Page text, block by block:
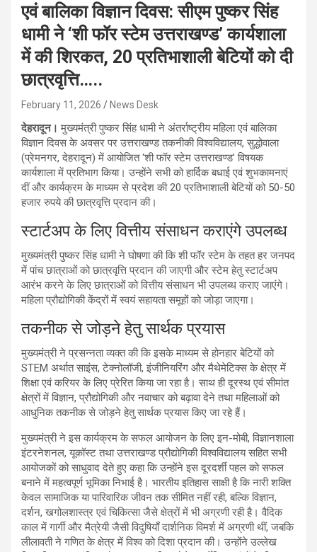
एवं बालिका विज्ञान दिवस: सीएम पुष्कर सिंह
धामी ने ‘शी फॉर स्टेम उत्तराखण्ड’ कार्यशाला
में की शिरकत, 20 प्रतिभाशाली बेटियों को दी
छात्रवृत्ति…..
February 11, 2026 News Desk
देहरादून। मुख्यमंत्री पुष्कर सिंह धामी ने अंतर्राष्ट्रीय महिला एवं बालिका
विज्ञान दिवस के अवसर पर उत्तराखण्ड तकनीकी विश्वविद्यालय, सुद्धोवाला
(प्रेमनगर, देहरादून) में आयोजित ‘शी फॉर स्टेम उत्तराखण्ड’ विषयक
कार्यशाला में प्रतिभाग किया। उन्होंने सभी को हार्दिक बधाई एवं शुभकामनाएं
दीं और कार्यक्रम के माध्यम से प्रदेश की 20 प्रतिभाशाली बेटियों को 50-50
हजार रुपये की छात्रवृत्ति प्रदान की।
स्टार्टअप के लिए वित्तीय संसाधन कराएंगे उपलब्ध
मुख्यमंत्री पुष्कर सिंह धामी ने घोषणा की कि शी फॉर स्टेम के तहत हर जनपद
में पांच छात्राओं को छात्रवृत्ति प्रदान की जाएगी और स्टेम हेतु स्टार्टअप
आरंभ करने के लिए छात्राओं को वित्तीय संसाधन भी उपलब्ध कराए जाएंगे।
महिला प्रौद्योगिकी केंद्रों में स्वयं सहायता समूहों को जोड़ा जाएगा।
तकनीक से जोड़ने हेतु सार्थक प्रयास
मुख्यमंत्री ने प्रसन्नता व्यक्त की कि इसके माध्यम से होनहार बेटियों को
STEM अर्थात साइंस, टेक्नोलॉजी, इंजीनियरिंग और मैथेमेटिक्स के क्षेत्र में
शिक्षा एवं करियर के लिए प्रेरित किया जा रहा है। साथ ही दूरस्थ एवं सीमांत
क्षेत्रों में विज्ञान, प्रौद्योगिकी और नवाचार को बढ़ावा देने तथा महिलाओं को
आधुनिक तकनीक से जोड़ने हेतु सार्थक प्रयास किए जा रहे हैं।
मुख्यमंत्री ने इस कार्यक्रम के सफल आयोजन के लिए इन-मोबी, विज्ञानशाला
इंटरनेशनल, यूकॉस्ट तथा उत्तराखण्ड प्रौद्योगिकी विश्वविद्यालय सहित सभी
आयोजकों को साधुवाद देते हुए कहा कि उन्होंने इस दूरदर्शी पहल को सफल
बनाने में महत्वपूर्ण भूमिका निभाई है। भारतीय इतिहास साक्षी है कि नारी शक्ति
केवल सामाजिक या पारिवारिक जीवन तक सीमित नहीं रही, बल्कि विज्ञान,
दर्शन, खगोलशास्त्र एवं चिकित्सा जैसे क्षेत्रों में भी अग्रणी रही है। वैदिक
काल में गार्गी और मैत्रेयी जैसी विदुषियाँ दार्शनिक विमर्श में अग्रणी थीं, जबकि
लीलावती ने गणित के क्षेत्र में विश्व को दिशा प्रदान की। उन्होंने उल्लेख